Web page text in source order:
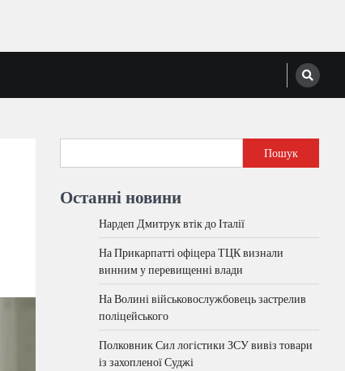
Пошук
Останні новини
Нардеп Дмитрук втік до Італії
На Прикарпатті офіцера ТЦК визнали
винним у перевищенні влади
На Волині військовослужбовець застрелив
поліцейського
Полковник Сил логістики ЗСУ вивіз товари
із захопленої Суджі